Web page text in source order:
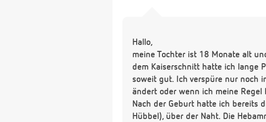
Hallo,
meine Tochter ist 18 Monate alt
dem Kaiserschnitt hatte ich lange
soweit gut. Ich verspüre nur noch
ändert oder wenn ich meine Regel
Nach der Geburt hatte ich bereits
Hübbel), über der Naht. Die